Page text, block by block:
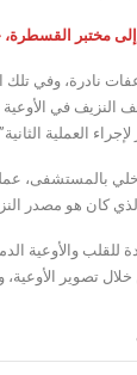
مختبر القسطرة،
وفي تلك
العملية الثانية”.
كان هو مصدر
للقلب والأوعية
تصوير الأوعية،